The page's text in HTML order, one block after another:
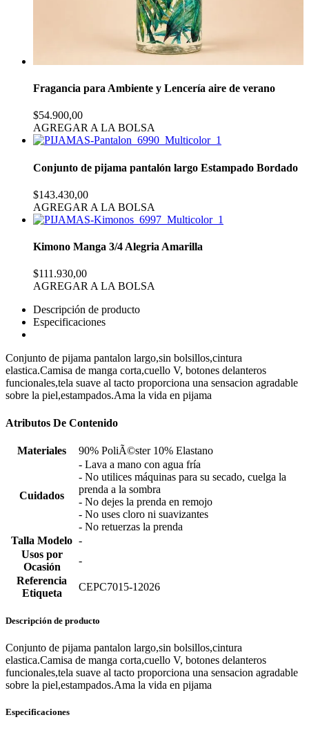
Fragancia para Ambiente y Lencería aire de verano
$54.900,00
AGREGAR A LA BOLSA
Conjunto de pijama pantalón largo Estampado Bordado
$143.430,00
AGREGAR A LA BOLSA
Kimono Manga 3/4 Alegria Amarilla
$111.930,00
AGREGAR A LA BOLSA
Descripción de producto
Especificaciones
Conjunto de pijama pantalon largo,sin bolsillos,cintura
elastica.Camisa de manga corta,cuello V, botones delanteros
funcionales,tela suave al tacto proporciona una sensacion agradable
sobre la piel,estampados.Ama la vida en pijama
Atributos De Contenido
Materiales 90% PoliÃ©ster 10% Elastano
Cuidados
- Lava a mano con agua fría
- No utilices máquinas para su secado, cuelga la
prenda a la sombra
- No dejes la prenda en remojo
- No uses cloro ni suavizantes
- No retuerzas la prenda
Talla Modelo -
Usos por
Ocasión
-
Referencia
Etiqueta
CEPC7015-12026
Descripción de producto
Conjunto de pijama pantalon largo,sin bolsillos,cintura
elastica.Camisa de manga corta,cuello V, botones delanteros
funcionales,tela suave al tacto proporciona una sensacion agradable
sobre la piel,estampados.Ama la vida en pijama
Especificaciones